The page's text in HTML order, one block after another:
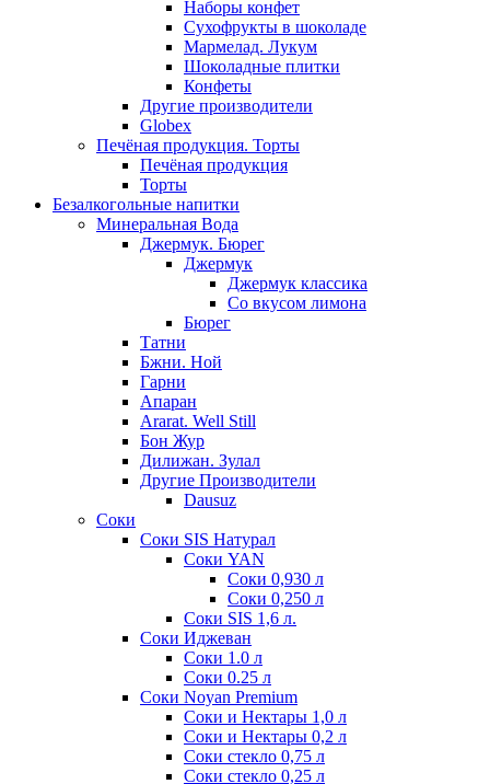
Наборы конфет
Сухофрукты в шоколаде
Мармелад. Лукум
Шоколадные плитки
Конфеты
Другие производители
Globex
Печёная продукция. Торты
Печёная продукция
Торты
Безалкогольные напитки
Минеральная Вода
Джермук. Бюрег
Джермук
Джермук классика
Со вкусом лимона
Бюрег
Татни
Бжни. Ной
Гарни
Апаран
Ararat. Well Still
Бон Жур
Дилижан. Зулал
Другие Производители
Dausuz
Соки
Соки SIS Натурал
Соки YAN
Соки 0,930 л
Соки 0,250 л
Соки SIS 1,6 л.
Соки Иджеван
Соки 1.0 л
Соки 0.25 л
Соки Noyan Premium
Соки и Нектары 1,0 л
Соки и Нектары 0,2 л
Соки стекло 0,75 л
Соки стекло 0,25 л